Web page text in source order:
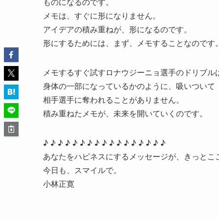
メモは、すぐに形になりません。
アイデアの積み重ねが、形になるのです。
形にするためには、まず、メモすることなのです。
メモするすぐ試すロナウジーニョ選手のドリブル
身体の一部になっているかのように、吸いついて
相手選手に奪われることがありません。
積み重ねたメモが、未来を開いていくのです。
♪ ♪ ♪ ♪ ♪ ♪ ♪ ♪ ♪ ♪ ♪ ♪ ♪ ♪ ♪ ♪ ♪
あなたをハピネスにするメッセージが、きっとこ
今日も、スマイルで。
小林正寛